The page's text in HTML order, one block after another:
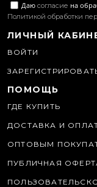
Даю согласие на
Политикой обработки
ЛИЧНЫЙ
ВОЙТИ
ПОМОЩЬ
ГДЕ КУПИТЬ
ДОСТАВКА И
ОПТОВЫМ
ПУБЛИЧНАЯ